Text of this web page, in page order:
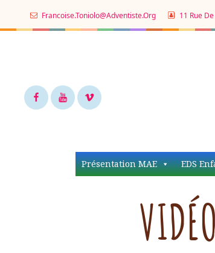
Francoise.toniolo@adventiste.org 11 Rue
FacebookYoutubeVimeo
Présentation MAE EDS